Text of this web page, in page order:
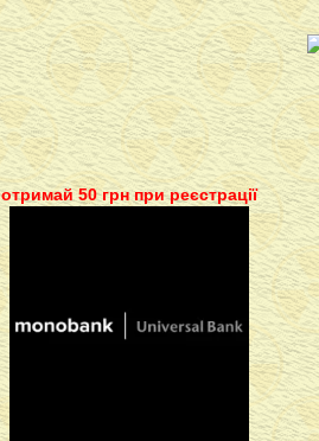
отримай 50 грн при реєстрації